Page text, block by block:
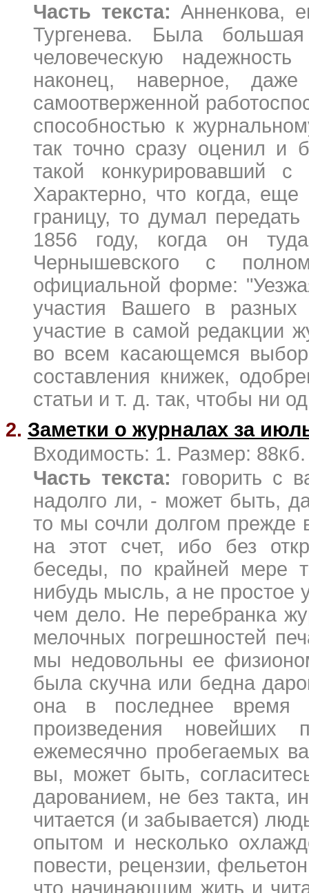
Часть текста: Анненкова,
Тургенева. Была
человеческую
наконец, наверное,
самоотверженной
способностью к
так точно сразу оценил и
такой конкурировавший
Характерно, что когда, еще
границу, то думал
1856 году, когда он
Чернышевского с
официальной форме:
участия Вашего в разных
участие в самой редакции
во всем касающемся
составления книжек,
статьи и т. д. так, чтобы ни
2. Заметки о журналах за
Входимость: 1. Размер: 88кб.
Часть текста: говорить с
надолго ли, - может быть,
то мы сочли долгом прежде
на этот счет, ибо без
беседы, по крайней мере
нибудь мысль, а не простое
чем дело. Не перебранка
мелочных погрешностей
мы недовольны ее
была скучна или бедна
она в последнее время
произведения новейших
ежемесячно пробегаемых
вы, может быть,
дарованием, не без такта,
читается (и забывается)
опытом и несколько
повести, рецензии,
что начинающим жить и